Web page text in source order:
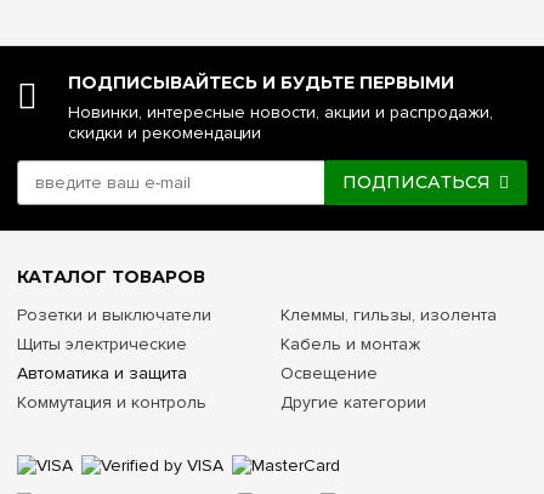
ПОДПИСЫВАЙТЕСЬ И БУДЬТЕ ПЕРВЫМИ
Новинки, интересные новости, акции и распродажи,
скидки и рекомендации
ПОДПИСАТЬСЯ
КАТАЛОГ ТОВАРОВ
Розетки и выключатели
Щиты электрические
Автоматика и защита
Коммутация и контроль
Клеммы, гильзы, изолента
Кабель и монтаж
Освещение
Другие категории